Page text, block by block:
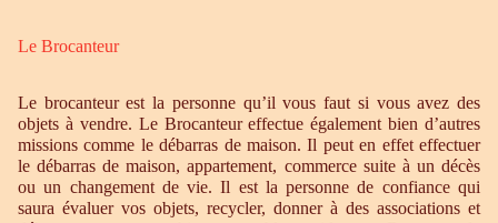
Le Brocanteur
Le brocanteur est la personne qu’il vous faut si vous avez des
objets à vendre. Le Brocanteur effectue également bien d’autres
missions comme le débarras de maison. Il peut en effet effectuer
le débarras de maison, appartement, commerce suite à un décès
ou un changement de vie. Il est la personne de confiance qui
saura évaluer vos objets, recycler, donner à des associations et